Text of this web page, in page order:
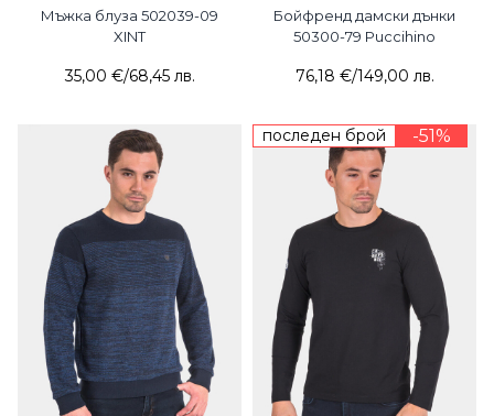
Мъжка блуза 502039-09
XINT
35,00 €/68,45 лв.
Бойфренд дамски дънки
50300-79 Puccihino
76,18 €/149,00 лв.
последен брой -51%